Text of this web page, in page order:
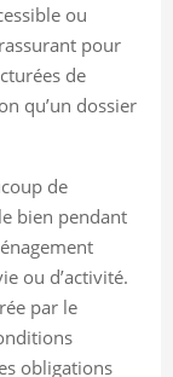
ou
pour
de
qu’un dossier
de
bien pendant
ou d’activité.
par le
obligations